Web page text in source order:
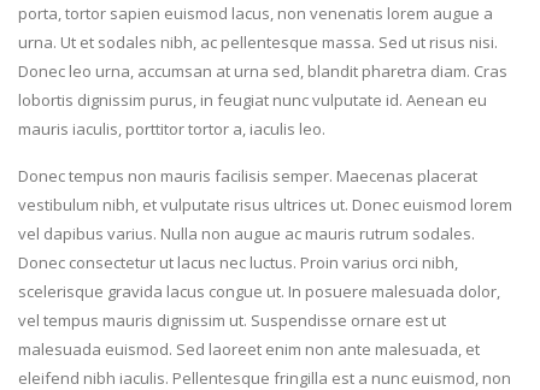
porta, tortor sapien euismod lacus, non venenatis lorem augue a
urna. Ut et sodales nibh, ac pellentesque massa. Sed ut risus nisi.
Donec leo urna, accumsan at urna sed, blandit pharetra diam. Cras
lobortis dignissim purus, in feugiat nunc vulputate id. Aenean eu
mauris iaculis, porttitor tortor a, iaculis leo.
Donec tempus non mauris facilisis semper. Maecenas placerat
vestibulum nibh, et vulputate risus ultrices ut. Donec euismod lorem
vel dapibus varius. Nulla non augue ac mauris rutrum sodales.
Donec consectetur ut lacus nec luctus. Proin varius orci nibh,
scelerisque gravida lacus congue ut. In posuere malesuada dolor,
vel tempus mauris dignissim ut. Suspendisse ornare est ut
malesuada euismod. Sed laoreet enim non ante malesuada, et
eleifend nibh iaculis. Pellentesque fringilla est a nunc euismod, non